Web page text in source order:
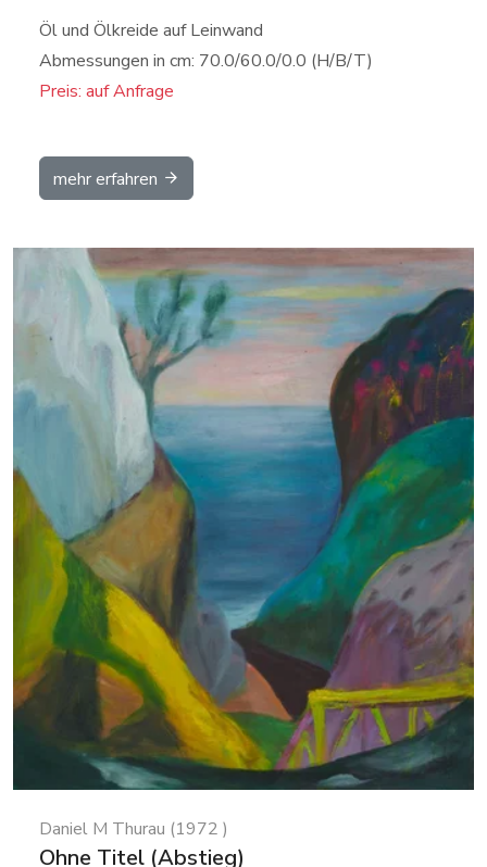
Öl und Ölkreide auf Leinwand
Abmessungen in cm: 70.0/60.0/0.0 (H/B/T)
Preis: auf Anfrage
mehr erfahren
Details
Daniel M Thurau (1972 )
Ohne Titel (Abstieg)